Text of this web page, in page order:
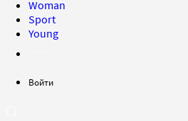
Woman
Sport
Young
Войти